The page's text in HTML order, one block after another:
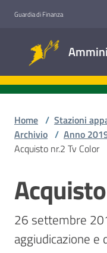
Guardia di Finanza
Accesso
Stazioni
appaltanti
Home / Stazioni
Archivio / Anno
Acquisto nr.2 Tv Color
Salta al contenuto
26 settembre